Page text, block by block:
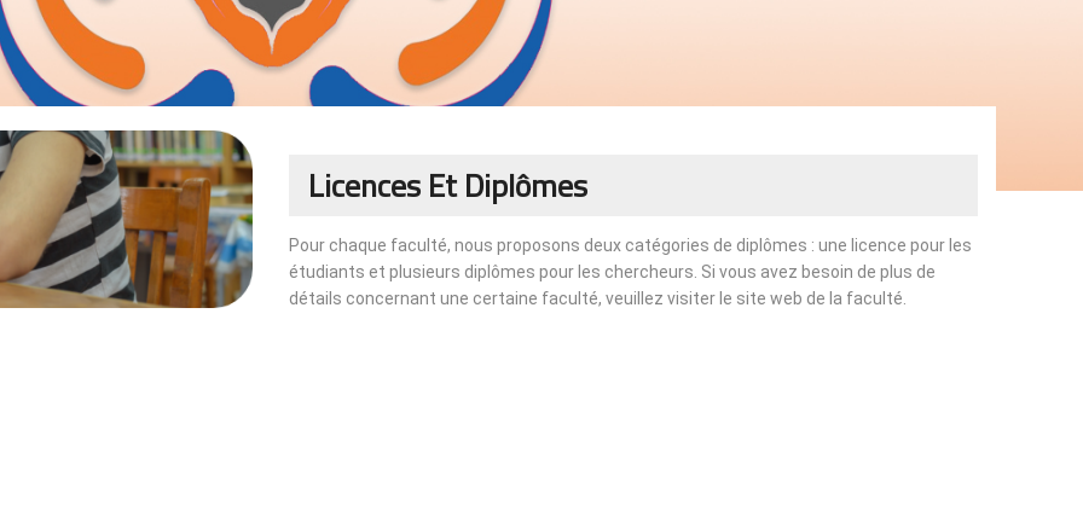
Licences Et Diplômes
Pour chaque faculté, nous proposons deux catégories de diplômes : une licence pour les
étudiants et plusieurs diplômes pour les chercheurs. Si vous avez besoin de plus de
détails concernant une certaine faculté, veuillez visiter le site web de la faculté.